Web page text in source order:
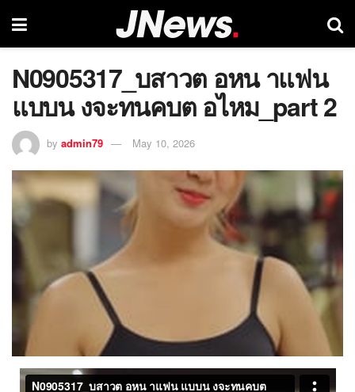
N0905317_บสาวต อหน าแฟน
แบบน งจะทนคบต อไหม_part 2
by admin79 May 10, 2026